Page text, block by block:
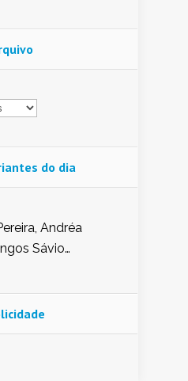
do dia
Andréa
Sávio
Fátima Peixoto,
Mesel,